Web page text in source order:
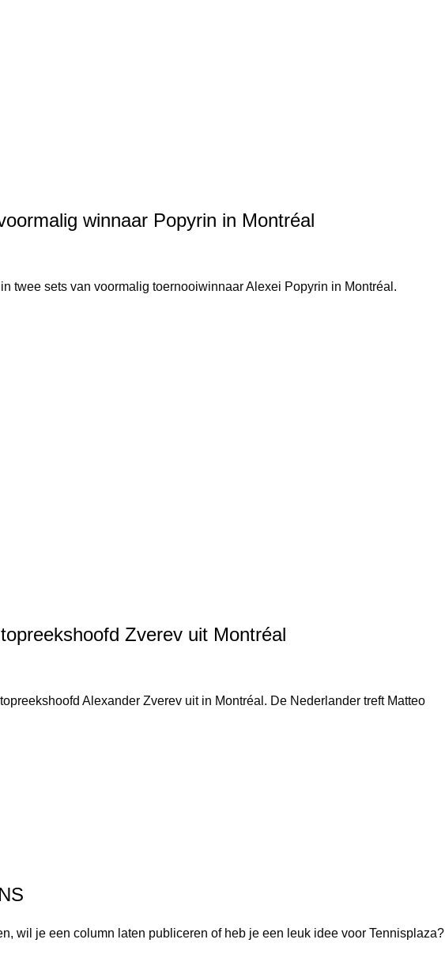
winnaar Popyrin in Montréal
twee sets van voormalig toernooiwinnaar Alexei Popyrin in Montréal.
Zverev uit Montréal
Alexander Zverev uit in Montréal. De Nederlander treft Matteo
wil je een column laten publiceren of heb je een leuk idee voor Tennisplaza?